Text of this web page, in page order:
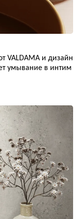
VALDAMA и дизайн
умывание в интим